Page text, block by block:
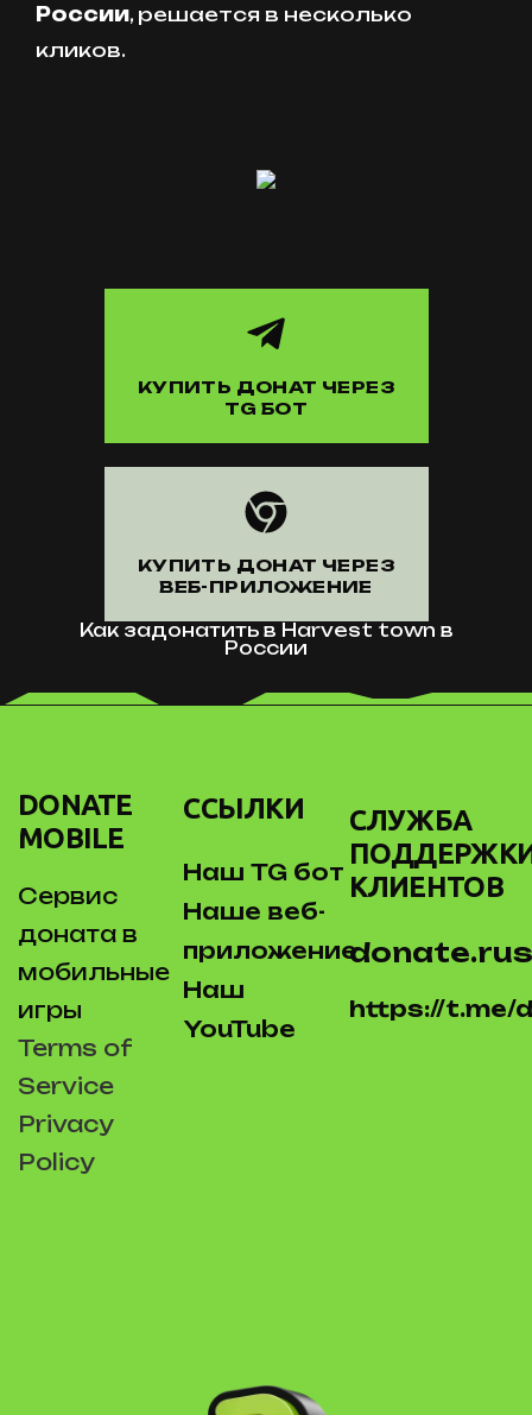
России, решается в несколько
кликов.
КУПИТЬ ДОНАТ ЧЕРЕЗ
TG БОТ
КУПИТЬ ДОНАТ ЧЕРЕЗ
ВЕБ-ПРИЛОЖЕНИЕ
Как задонатить в Harvest town в
России
DONATE
MOBILE
Сервис
доната в
мобильные
игры
Terms of
Service
Privacy
Policy
ССЫЛКИ
Наш TG бот
Наше веб-
приложение
Наш
YouTube
СЛУЖБА
КЛИЕНТОВ
https://t.me/